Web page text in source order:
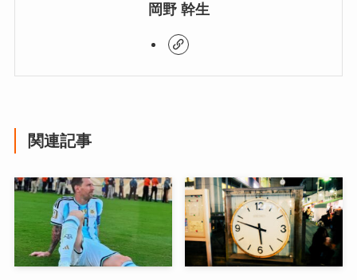
岡野 幹生
関連記事